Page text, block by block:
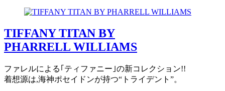
TIFFANY TITAN BY
PHARRELL WILLIAMS
ファレルによる｢ティファニー｣の新コレクション!!
着想源は,海神ポセイドンが持つ“トライデント”。